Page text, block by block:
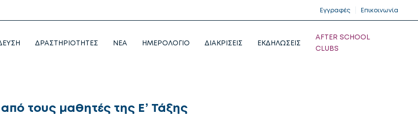
Εγγραφές Επικοινωνία
ΔΡΑΣΤΗΡΙΟΤΗΤΕΣ NEA ΗΜΕΡΟΛΟΓΙΟ ΔΙΑΚΡΙΣΕΙΣ ΕΚΔΗΛΩΣΕΙΣ
AFTER SCHOOL
CLUBS
τους μαθητές της Ε’ Τάξης